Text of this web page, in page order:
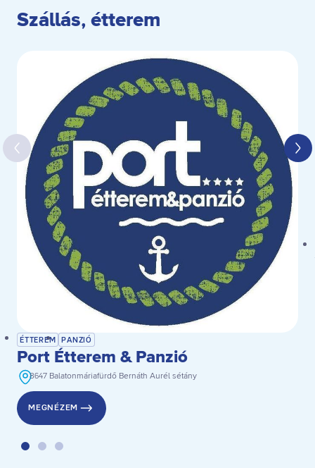
Szállás, étterem
ÉTTEREM PANZIÓ
Port Étterem & Panzió
8647 Balatonmáriafürdő Bernáth Aurél sétány
MEGNÉZEM